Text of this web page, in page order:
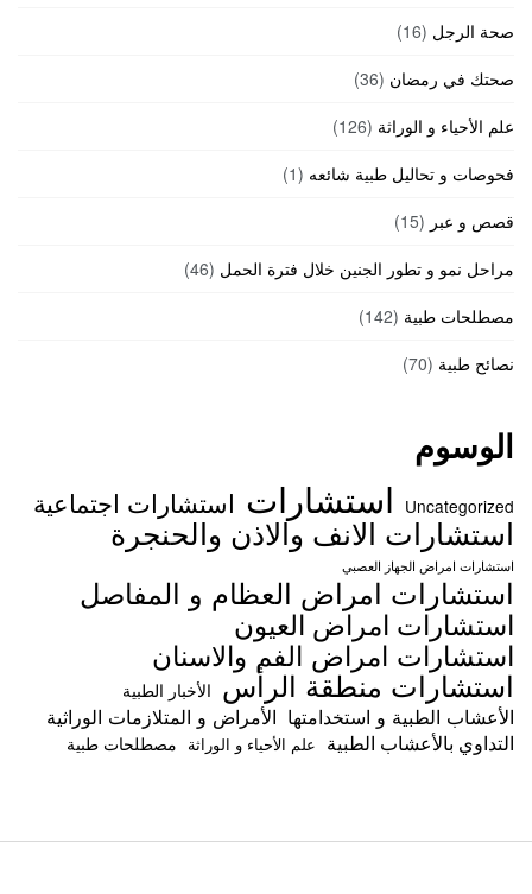
صحة الرجل (16)
صحتك في رمضان (36)
علم الأحياء و الوراثة (126)
فحوصات و تحاليل طبية شائعه (1)
قصص و عبر (15)
مراحل نمو و تطور الجنين خلال فترة الحمل (46)
مصطلحات طبية (142)
نصائح طبية (70)
الوسوم
Uncategorized استشارات استشارات اجتماعية
استشارات الانف والاذن والحنجرة
استشارات امراض الجهاز العصبي
استشارات امراض العظام و المفاصل
استشارات امراض العيون
استشارات امراض الفم والاسنان
استشارات منطقة الرأس الأخبار الطبية
الأعشاب الطبية و استخدامتها الأمراض و المتلازمات الوراثية
التداوي بالأعشاب الطبية علم الأحياء و الوراثة مصطلحات طبية